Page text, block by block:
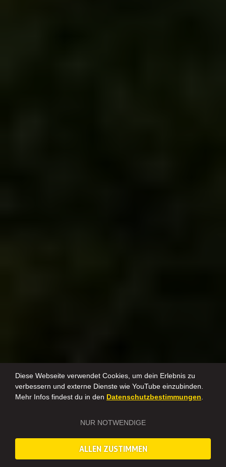
Diese Webseite verwendet Cookies, um dein Erlebnis zu
verbessern und externe Dienste wie YouTube einzubinden.
Mehr Infos findest du in den Datenschutzbestimmungen.
NUR NOTWENDIGE
ALLEN ZUSTIMMEN